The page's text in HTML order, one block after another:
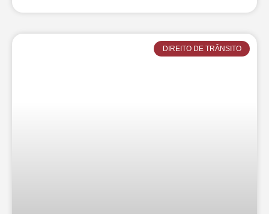
DIREITO DE TRÂNSITO